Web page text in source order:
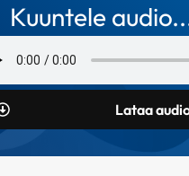
Kuuntele
Lataa